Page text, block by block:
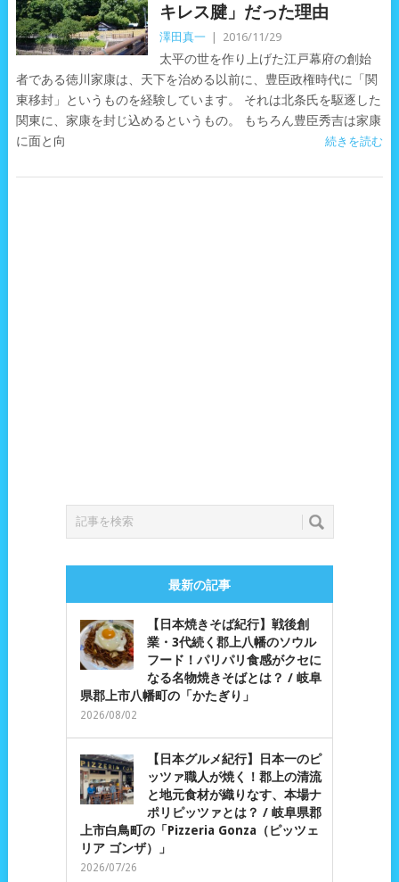
キレス腱」だった理由
澤田真一 2016/11/29
太平の世を作り上げた江戸幕府の創始
者である徳川家康は、天下を治める以前に、豊臣政権時代に「関
東移封」というものを経験しています。 それは北条氏を駆逐した
関東に、家康を封じ込めるというもの。 もちろん豊臣秀吉は家康
に面と向
続きを読む
最新の記事
【日本焼きそば紀行】戦後創
業・3代続く郡上八幡のソウル
フード！パリパリ食感がクセに
なる名物焼きそばとは？ / 岐阜
県郡上市八幡町の「かたぎり」
2026/08/02
【日本グルメ紀行】日本一のピ
ッツァ職人が焼く！郡上の清流
と地元食材が織りなす、本場ナ
ポリピッツァとは？ / 岐阜県郡
上市白鳥町の「Pizzeria Gonza（ピッツェ
リア ゴンザ）」
2026/07/26